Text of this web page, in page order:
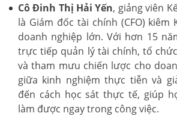
Cô Đinh Thị Hải Yến, giảng viên
là Giám đốc tài chính (CFO)
doanh nghiệp lớn. Với hơn 15
trực tiếp quản lý tài chính, tổ
và tham mưu chiến lược cho
giữa kinh nghiệm thực tiễn và
đến cách học sát thực tế, giúp
làm được ngay trong công việc.